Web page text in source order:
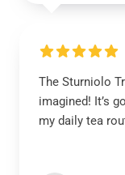
The Sturniolo
imagined! It’s
my daily tea